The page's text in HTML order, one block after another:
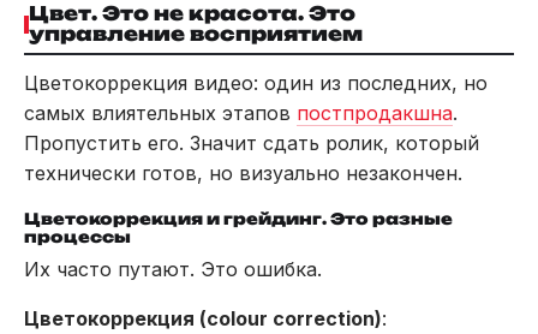
Цвет. Это не красота. Это
управление восприятием
Цветокоррекция видео: один из последних, но
самых влиятельных этапов постпродакшна.
Пропустить его. Значит сдать ролик, который
технически готов, но визуально незакончен.
Цветокоррекция и грейдинг. Это разные
процессы
Их часто путают. Это ошибка.
Цветокоррекция (colour correction):